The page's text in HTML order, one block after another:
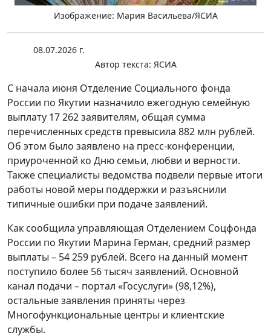
Изображение: Мария Васильева/ЯСИА
08.07.2026 г.
Автор текста: ЯСИА
С начала июня Отделение Социального фонда
России по Якутии назначило ежегодную семейную
выплату 17 262 заявителям, общая сумма
перечисленных средств превысила 882 млн рублей.
Об этом было заявлено на пресс-конференции,
приуроченной ко Дню семьи, любви и верности.
Также специалисты ведомства подвели первые итоги
работы новой меры поддержки и разъяснили
типичные ошибки при подаче заявлений.
Как сообщила управляющая Отделением Соцфонда
России по Якутии Марина Герман, средний размер
выплаты – 54 259 рублей. Всего на данный момент
поступило более 56 тысяч заявлений. Основной
канал подачи – портал «Госуслуги» (98,12%),
остальные заявления приняты через
Многофункциональные центры и клиентские
службы.